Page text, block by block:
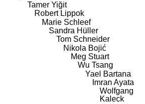
Tamer Yiğit
Robert Lippok
Marie Schleef
Sandra Hüller
Tom Schneider
Nikola Bojić
Meg Stuart
Wu Tsang
Yael Bartana
Imran Ayata
Wolfgang
Kaleck